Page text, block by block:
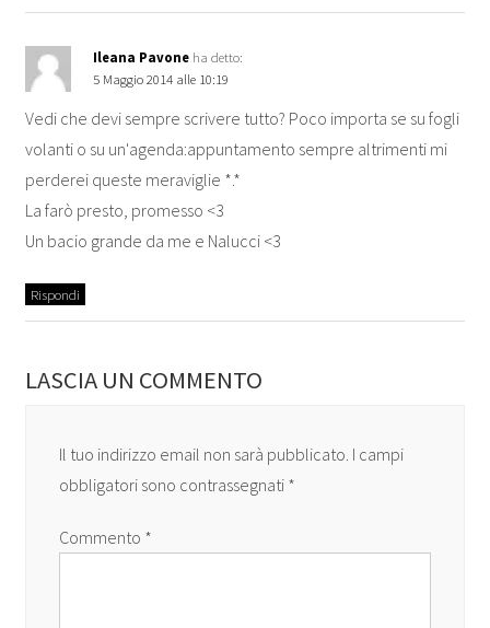
Ileana Pavone ha detto:
5 Maggio 2014 alle 10:19
Vedi che devi sempre scrivere tutto? Poco importa se su fogli
volanti o su un'agenda:appuntamento sempre altrimenti mi
perderei queste meraviglie *.*
La farò presto, promesso <3
Un bacio grande da me e Nalucci <3
Rispondi
LASCIA UN COMMENTO
Il tuo indirizzo email non sarà pubblicato. I campi
obbligatori sono contrassegnati *
Commento *